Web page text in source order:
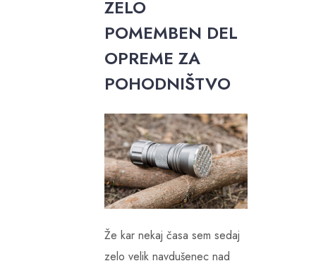
ZELO
POMEMBEN DEL
OPREME ZA
POHODNIŠTVO
Že kar nekaj časa sem sedaj
zelo velik navdušenec nad